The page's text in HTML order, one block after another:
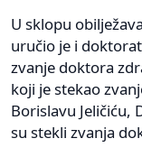
U sklopu
uručio je i
zvanje doktora
koji je stekao
Borislavu Jeličiću,
su stekli zvanja